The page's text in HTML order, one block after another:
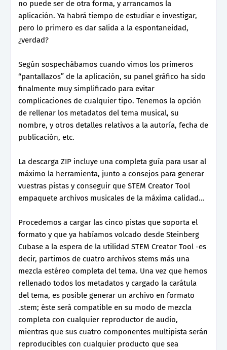
no puede ser de otra forma, y arrancamos la
aplicación. Ya habrá tiempo de estudiar e investigar,
pero lo primero es dar salida a la espontaneidad,
¿verdad?
Según sospechábamos cuando vimos los primeros
“pantallazos” de la aplicación, su panel gráfico ha sido
finalmente muy simplificado para evitar
complicaciones de cualquier tipo. Tenemos la opción
de rellenar los metadatos del tema musical, su
nombre, y otros detalles relativos a la autoría, fecha de
publicación, etc.
La descarga ZIP incluye una completa guía para usar al
máximo la herramienta, junto a consejos para generar
vuestras pistas y conseguir que STEM Creator Tool
empaquete archivos musicales de la máxima calidad…
Procedemos a cargar las cinco pistas que soporta el
formato y que ya habíamos volcado desde Steinberg
Cubase a la espera de la utilidad STEM Creator Tool -es
decir, partimos de cuatro archivos stems más una
mezcla estéreo completa del tema. Una vez que hemos
rellenado todos los metadatos y cargado la carátula
del tema, es posible generar un archivo en formato
.stem; éste será compatible en su modo de mezcla
completa con cualquier reproductor de audio,
mientras que sus cuatro componentes multipista serán
reproducibles con cualquier producto que sea